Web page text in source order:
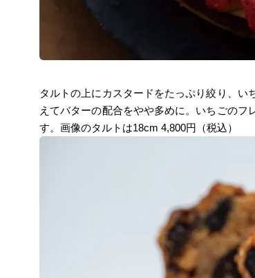
タルトの上にカスタードをたっぷり絞り、
えてバターの配合をやや多めに。いちごのフ
す。画像のタルトは18cm 4,800円（税込）